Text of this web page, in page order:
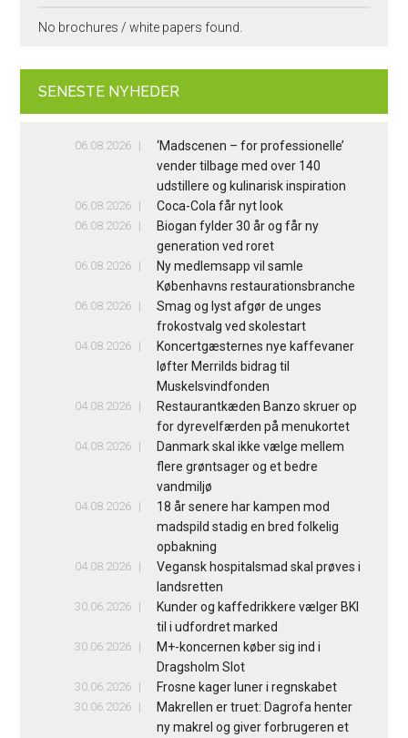
No brochures / white papers found.
SENESTE NYHEDER
06.08.2026
‘Madscenen – for professionelle’
vender tilbage med over 140
udstillere og kulinarisk inspiration
06.08.2026 Coca-Cola får nyt look
06.08.2026
Biogan fylder 30 år og får ny
generation ved roret
06.08.2026
Ny medlemsapp vil samle
Københavns restaurationsbranche
06.08.2026
Smag og lyst afgør de unges
frokostvalg ved skolestart
04.08.2026
Koncertgæsternes nye kaffevaner
løfter Merrilds bidrag til
Muskelsvindfonden
04.08.2026
Restaurantkæden Banzo skruer op
for dyrevelfærden på menukortet
04.08.2026
Danmark skal ikke vælge mellem
flere grøntsager og et bedre
vandmiljø
04.08.2026
18 år senere har kampen mod
madspild stadig en bred folkelig
opbakning
04.08.2026
Vegansk hospitalsmad skal prøves i
landsretten
30.06.2026
Kunder og kaffedrikkere vælger BKI
til i udfordret marked
30.06.2026
M+-koncernen køber sig ind i
Dragsholm Slot
30.06.2026 Frosne kager luner i regnskabet
30.06.2026
Makrellen er truet: Dagrofa henter
ny makrel og giver forbrugeren et